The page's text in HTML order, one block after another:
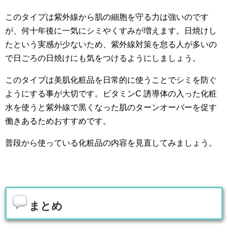
このタイプは紫外線から肌の細胞を守る力は強いのです
が、何十年後に一気にシミやくすみが増えます。日焼けし
たという実感が少ないため、紫外線対策を怠る人が多いの
で日ごろの日焼けにも気をつけるようにしましょう。
このタイプは美肌化粧品を日常的に使うことでシミを防ぐ
ようにする事が大切です。ビタミンC 誘導体の入った化粧
水を使うと紫外線で黒くなった肌のターンオーバーを促す
働きあるためおすすめです。
普段から使っている化粧品の内容を見直してみましょう。
まとめ